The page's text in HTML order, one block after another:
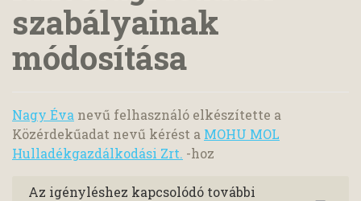
szabályainak
módosítása
Nagy Éva nevű felhasználó elkészítette a
Közérdekűadat nevű kérést a MOHU MOL
Hulladékgazdálkodási Zrt. -hoz
Az igényléshez kapcsolódó további